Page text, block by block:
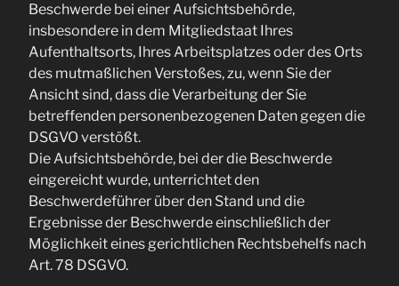
Beschwerde bei einer Aufsichtsbehörde,
insbesondere in dem Mitgliedstaat Ihres
Aufenthaltsorts, Ihres Arbeitsplatzes oder des Orts
des mutmaßlichen Verstoßes, zu, wenn Sie der
Ansicht sind, dass die Verarbeitung der Sie
betreffenden personenbezogenen Daten gegen die
DSGVO verstößt.
Die Aufsichtsbehörde, bei der die Beschwerde
eingereicht wurde, unterrichtet den
Beschwerdeführer über den Stand und die
Ergebnisse der Beschwerde einschließlich der
Möglichkeit eines gerichtlichen Rechtsbehelfs nach
Art. 78 DSGVO.